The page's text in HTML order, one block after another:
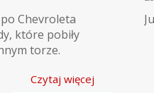
Chevroleta
które pobiły
torze.
Czytaj więcej